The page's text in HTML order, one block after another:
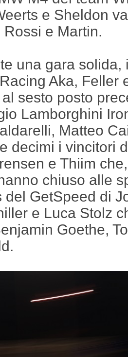
e Sheldon
e Martin.
una gara solida,
Aka, Feller
sesto posto
Lamborghini
Matteo
decimi i vincitori
e Thiim
chiuso alle
del GetSpeed di
e Luca Stolz
Goethe,